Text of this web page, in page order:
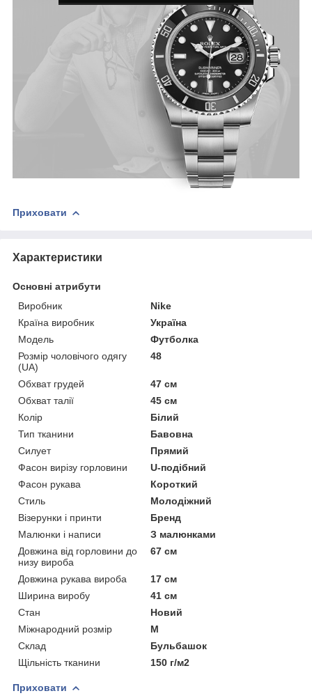
Приховати
Характеристики
Основні атрибути
Виробник
Nike
Країна виробник
Україна
Модель
Футболка
Розмір чоловічого одягу
(UA)
48
Обхват грудей
47 см
Обхват талії
45 см
Колір
Білий
Тип тканини
Бавовна
Силует
Прямий
Фасон вирізу горловини
U-подібний
Фасон рукава
Короткий
Стиль
Молодіжний
Візерунки і принти
Бренд
Малюнки і написи
З малюнками
Довжина від горловини до
низу вироба
67 см
Довжина рукава вироба
17 см
Ширина виробу
41 см
Стан
Новий
Міжнародний розмір
M
Склад
Бульбашок
Щільність тканини
150 г/м2
Приховати